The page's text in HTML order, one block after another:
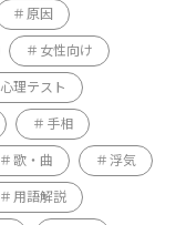
原因
女性向け
心理テスト
手相
歌・曲 浮気
用語解説